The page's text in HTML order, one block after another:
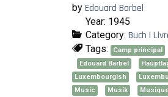
by Edouard Barbel
Year: 1945
Category: Buch |
Tags: Camp principal
Edouard Barbel
Luxembourgish
Music
Musik